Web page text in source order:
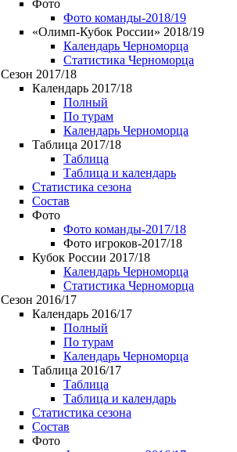
Фото
Фото команды-2018/19
«Олимп-Кубок России» 2018/19
Календарь Черноморца
Статистика Черноморца
Сезон 2017/18
Календарь 2017/18
Полный
По турам
Календарь Черноморца
Таблица 2017/18
Таблица
Таблица и календарь
Статистика сезона
Состав
Фото
Фото команды-2017/18
Фото игроков-2017/18
Кубок России 2017/18
Календарь Черноморца
Статистика Черноморца
Сезон 2016/17
Календарь 2016/17
Полный
По турам
Календарь Черноморца
Таблица 2016/17
Таблица
Таблица и календарь
Статистика сезона
Состав
Фото